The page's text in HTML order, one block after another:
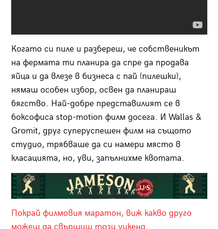
Когато си пиле и разбереш, че собственикът
на фермата ти планира да спре да продава
яйца и да влезе в бизнеса с пай (пилешки),
нямаш особен избор, освен да планираш
бягство. Най-добре представилият се в
боксофиса stop-motion филм досега. И Wallas &
Gromit, друг суперуспешен филм на същото
студио, трябваше да си намери място в
класацията, но, уви, запълнихме квотата.
Покрай филмовия маратон, виж какво друго